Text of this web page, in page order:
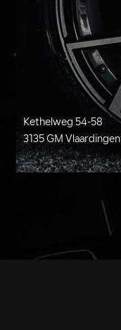
Kethelweg 54-58
3135 GM Vlaardingen